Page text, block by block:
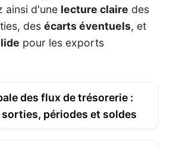
ainsi d'une lecture claire des
des écarts éventuels, et
pour les exports
des flux de trésorerie :
périodes et soldes